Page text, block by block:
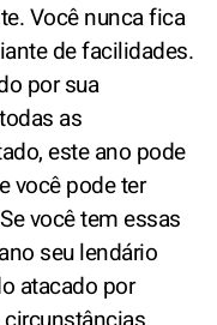
Você nunca fica
de facilidades.
por sua
as
este ano pode
você pode ter
você tem essas
seu lendário
atacado por